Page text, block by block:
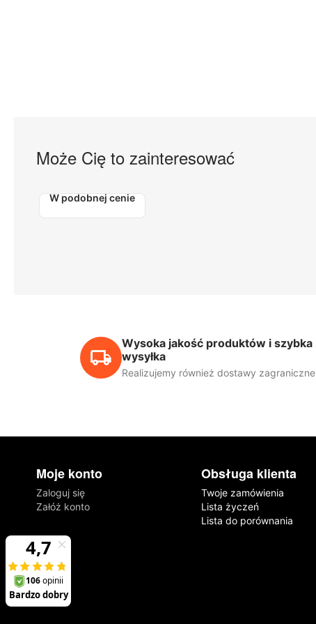
Może Cię to zainteresować
W podobnej cenie
Wysoka jakość produktów i szybka
wysyłka
Realizujemy również dostawy zagraniczne
Moje konto
Zaloguj się
Załóż konto
Obsługa klienta
Twoje zamówienia
Lista życzeń
Lista do porównania